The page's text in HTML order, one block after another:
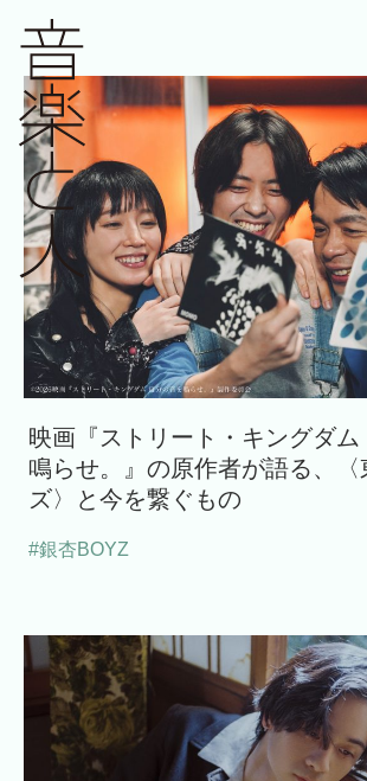
映画『ストリート・キングダム
鳴らせ。』の原作者が語る、〈
ズ〉と今を繋ぐもの
#銀杏BOYZ